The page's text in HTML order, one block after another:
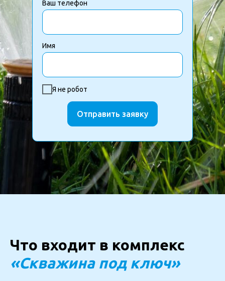
Ваш телефон
Имя
Я не робот
Отправить заявку
Что входит в комплекс
«Скважина под ключ»